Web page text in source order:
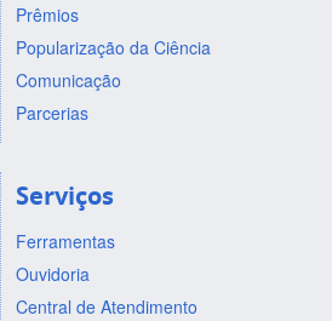
Prêmios
Popularização da Ciência
Comunicação
Parcerias
Serviços
Ferramentas
Ouvidoria
Central de Atendimento